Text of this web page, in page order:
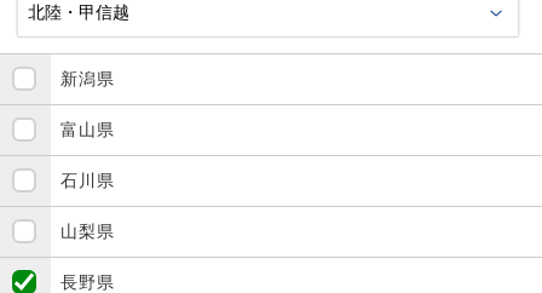
新潟県
富山県
石川県
山梨県
長野県